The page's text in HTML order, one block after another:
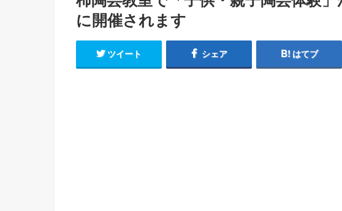
に開催されます
ツイート シェア はてブ